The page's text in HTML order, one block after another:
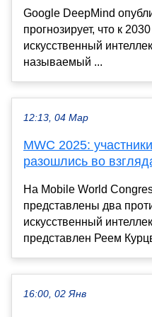
Google DeepMind
прогнозирует, что к
искусственный
называемый ...
12:13, 04 Мар
MWC 2025:
разошлись во
На Mobile World
представлены два
искусственный
представлен Реем
16:00, 02 Янв